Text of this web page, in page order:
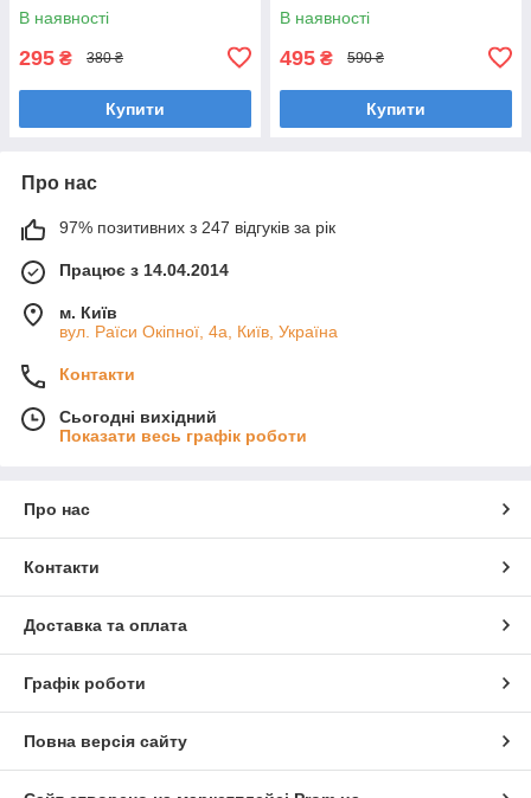
В наявності
295 ₴ 380 ₴
Купити
В наявності
495 ₴ 590 ₴
Купити
Про нас
97% позитивних з 247 відгуків за рік
Працює з 14.04.2014
м. Київ
вул. Раїси Окіпної, 4а, Київ, Україна
Контакти
Сьогодні вихідний
Показати весь графік роботи
Про нас
Контакти
Доставка та оплата
Графік роботи
Повна версія сайту